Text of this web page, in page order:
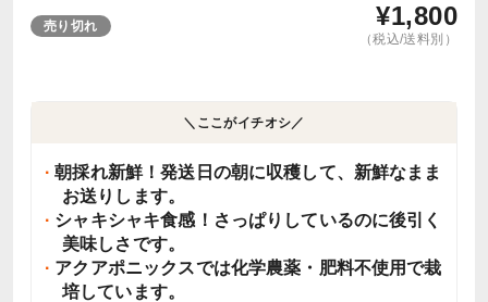
売り切れ ¥1,800
（税込/送料別）
＼ここがイチオシ／
朝採れ新鮮！発送日の朝に収穫して、新鮮なまま
お送りします。
シャキシャキ食感！さっぱりしているのに後引く
美味しさです。
アクアポニックスでは化学農薬・肥料不使用で栽
培しています。